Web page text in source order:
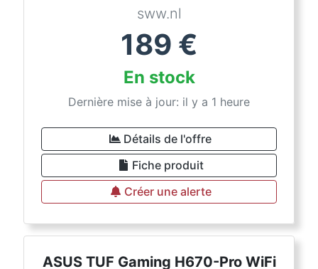
sww.nl
189 €
En stock
Dernière mise à jour: il y a 1 heure
Détails de l'offre
Fiche produit
Créer une alerte
ASUS TUF Gaming H670-Pro WiFi